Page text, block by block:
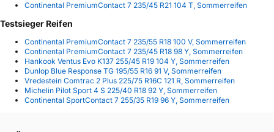
Continental PremiumContact 7 235/45 R21 104 T, Sommerreifen
Testsieger Reifen
Continental PremiumContact 7 235/55 R18 100 V, Sommerreifen
Continental PremiumContact 7 235/45 R18 98 Y, Sommerreifen
Hankook Ventus Evo K137 255/45 R19 104 Y, Sommerreifen
Dunlop Blue Response TG 195/55 R16 91 V, Sommerreifen
Vredestein Comtrac 2 Plus 225/75 R16C 121 R, Sommerreifen
Michelin Pilot Sport 4 S 225/40 R18 92 Y, Sommerreifen
Continental SportContact 7 255/35 R19 96 Y, Sommerreifen